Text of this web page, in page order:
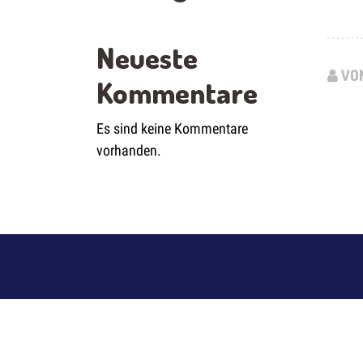
Neueste
Kommentare
Es sind keine Kommentare
vorhanden.